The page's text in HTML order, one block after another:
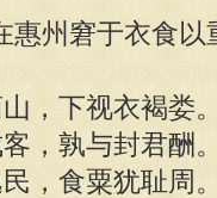
惠州窘于衣食
，下视衣褐娄
，孰与封君酬
，食粟犹耻周